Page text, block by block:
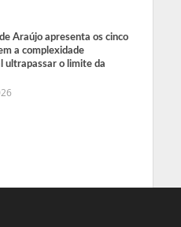
Araújo apresenta os cinco
a complexidade
ultrapassar o limite da